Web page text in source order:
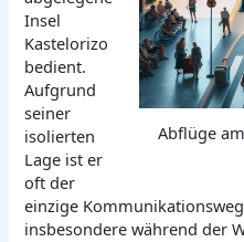
Abflüge
Insel
Kastelorizo
bedient.
Aufgrund
seiner
isolierten
Lage ist er
oft der
einzige
insbesondere während der